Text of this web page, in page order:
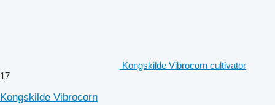
Kongskilde Vibrocorn cultivator
17
Kongskilde Vibrocorn